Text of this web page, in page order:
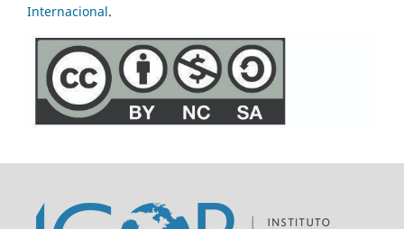
Internacional.